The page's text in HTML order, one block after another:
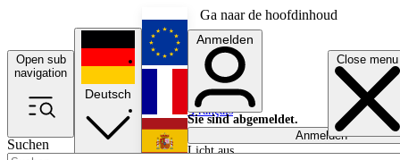
Ga naar de hoofdinhoud
Open sub
navigation
Close menu
Suchen
Deutsch
English
Français
Anmelden
Sie sind abgemeldet.
Anmelden
Licht aus